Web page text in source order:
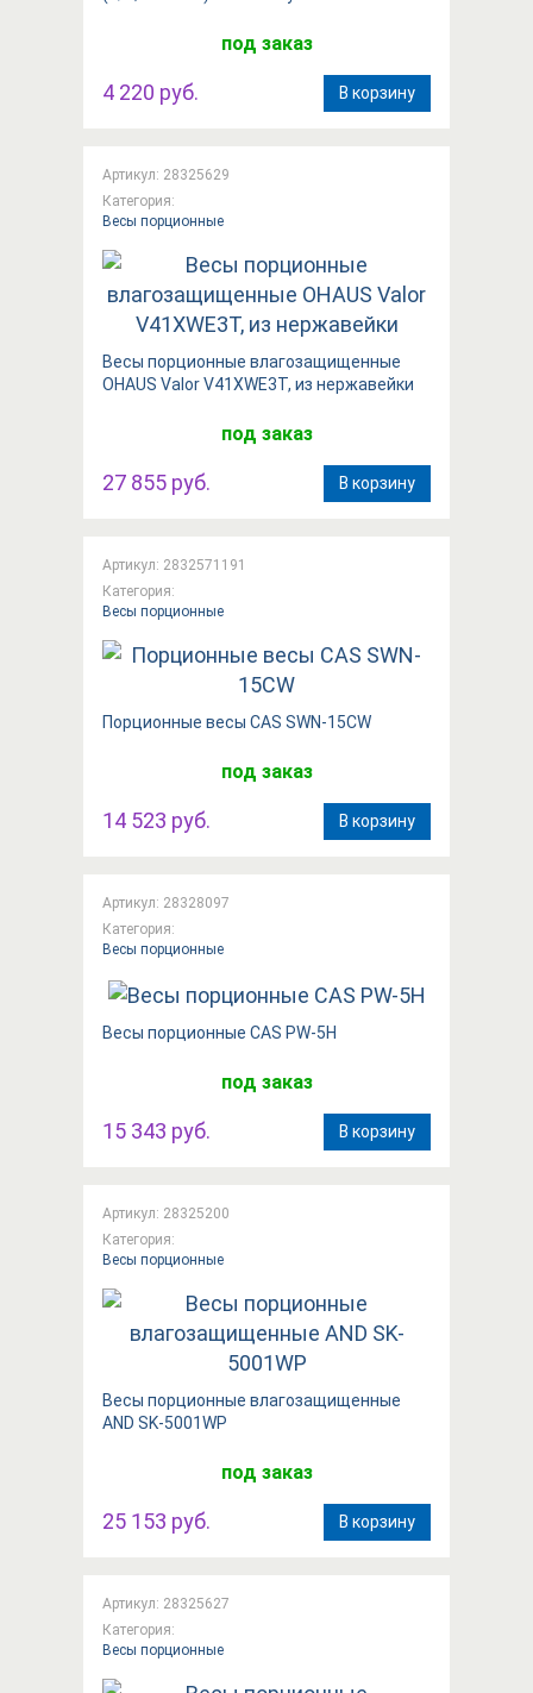
под заказ
4 220 руб. В корзину
Артикул: 28325629
Категория:
Весы порционные
Весы порционные влагозащищенные
OHAUS Valor V41XWE3T, из нержавейки
под заказ
27 855 руб. В корзину
Артикул: 2832571191
Категория:
Весы порционные
Порционные весы CAS SWN-15CW
под заказ
14 523 руб. В корзину
Артикул: 28328097
Категория:
Весы порционные
Весы порционные CAS PW-5H
под заказ
15 343 руб. В корзину
Артикул: 28325200
Категория:
Весы порционные
Вeсы порционные влагозащищенные
AND SK-5001WP
под заказ
25 153 руб. В корзину
Артикул: 28325627
Категория:
Весы порционные